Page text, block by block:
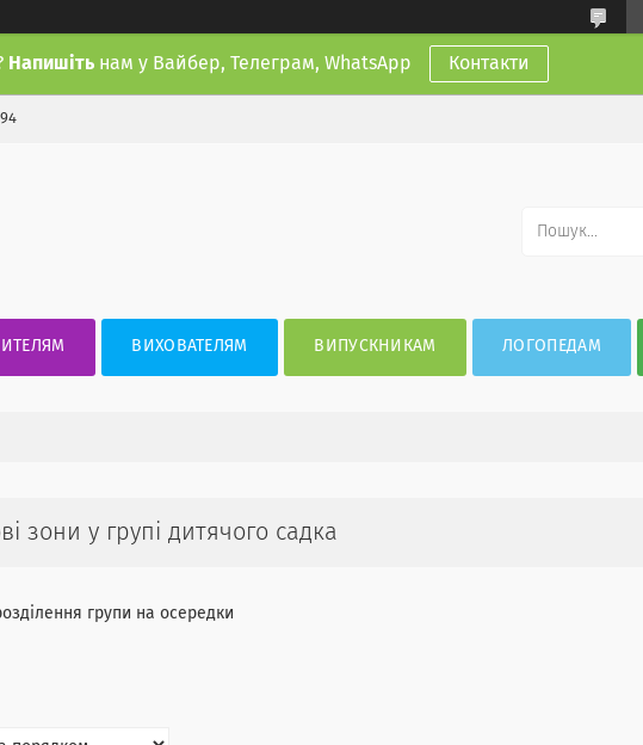
Напишіть нам у Вайбер, Телеграм, WhatsApp Контакти
ВИХОВАТЕЛЯМ ВИПУСКНИКАМ ЛОГОПЕДАМ
зони у групі дитячого садка
групи на осередки